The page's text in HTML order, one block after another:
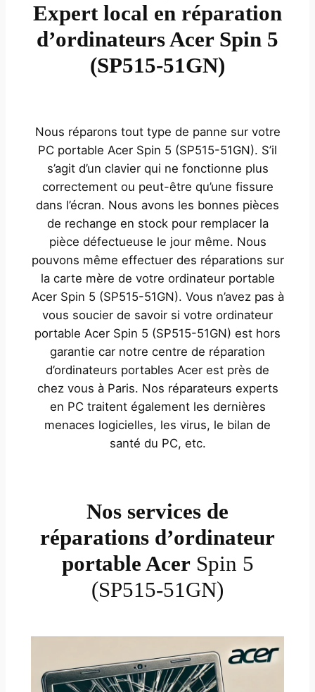
Expert local en réparation
d’ordinateurs Acer Spin 5
(SP515-51GN)
Nous réparons tout type de panne sur votre
PC portable Acer Spin 5 (SP515-51GN). S’il
s’agit d’un clavier qui ne fonctionne plus
correctement ou peut-être qu’une fissure
dans l’écran. Nous avons les bonnes pièces
de rechange en stock pour remplacer la
pièce défectueuse le jour même. Nous
pouvons même effectuer des réparations sur
la carte mère de votre ordinateur portable
Acer Spin 5 (SP515-51GN). Vous n’avez pas à
vous soucier de savoir si votre ordinateur
portable Acer Spin 5 (SP515-51GN) est hors
garantie car notre centre de réparation
d’ordinateurs portables Acer est près de
chez vous à Paris. Nos réparateurs experts
en PC traitent également les dernières
menaces logicielles, les virus, le bilan de
santé du PC, etc.
Nos services de
réparations d’ordinateur
portable Acer Spin 5
(SP515-51GN)